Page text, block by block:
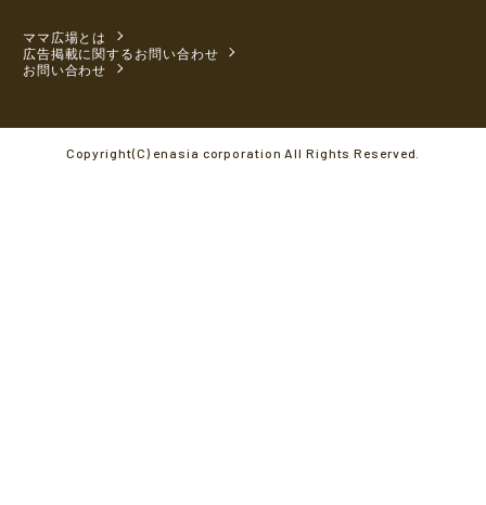
ママ広場とは
広告掲載に関するお問い合わせ
お問い合わせ
Copyright(C) enasia corporation All Rights Reserved.